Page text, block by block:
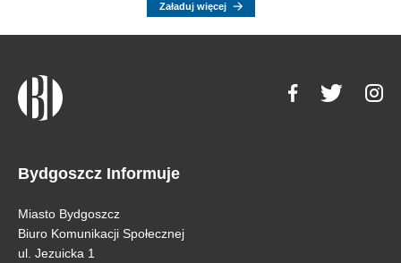
Załaduj więcej
Bydgoszcz Informuje
Miasto Bydgoszcz
Biuro Komunikacji Społecznej
ul. Jezuicka 1